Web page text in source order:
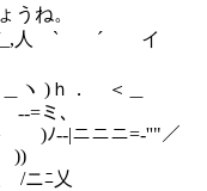
うね。
` ´ イ
＜＿
‐=ミ､
ニ=-''"／
))
乂